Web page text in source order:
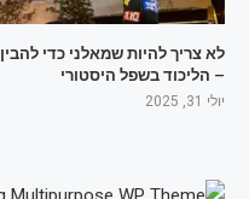
לא צריך להיות שמאלני כדי להבין
– הליכוד בשפל היסטורי
יולי 31, 2025